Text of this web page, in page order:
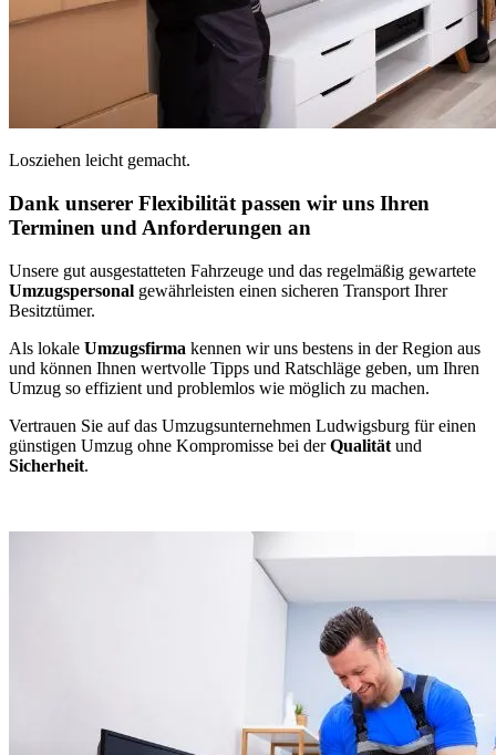
Losziehen leicht gemacht.
Dank unserer Flexibilität passen wir uns Ihren
Terminen und Anforderungen an
Unsere gut ausgestatteten Fahrzeuge und das regelmäßig gewartete
Umzugspersonal gewährleisten einen sicheren Transport Ihrer
Besitztümer.
Als lokale Umzugsfirma kennen wir uns bestens in der Region aus
und können Ihnen wertvolle Tipps und Ratschläge geben, um Ihren
Umzug so effizient und problemlos wie möglich zu machen.
Vertrauen Sie auf das Umzugsunternehmen Ludwigsburg für einen
günstigen Umzug ohne Kompromisse bei derQualität und
Sicherheit.